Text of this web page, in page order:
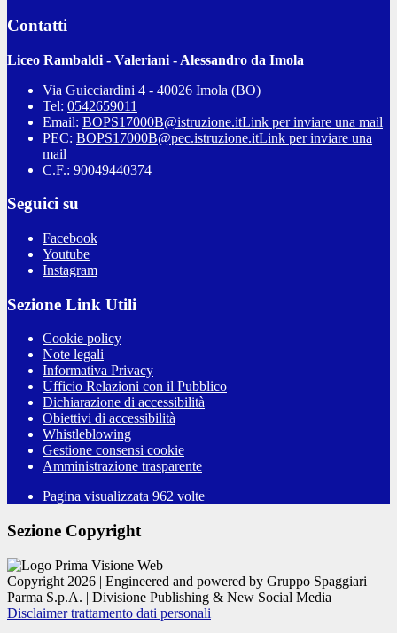
Contatti
Liceo Rambaldi - Valeriani - Alessandro da Imola
Via Guicciardini 4 - 40026 Imola (BO)
Tel: 0542659011
Email: BOPS17000B@istruzione.itLink per inviare una mail
PEC: BOPS17000B@pec.istruzione.itLink per inviare una
mail
C.F.: 90049440374
Seguici su
Facebook
Youtube
Instagram
Sezione Link Utili
Cookie policy
Note legali
Informativa Privacy
Ufficio Relazioni con il Pubblico
Dichiarazione di accessibilità
Obiettivi di accessibilità
Whistleblowing
Gestione consensi cookie
Amministrazione trasparente
Pagina visualizzata 962 volte
Sezione Copyright
Copyright 2026 | Engineered and powered by Gruppo Spaggiari
Parma S.p.A. | Divisione Publishing & New Social Media
Disclaimer trattamento dati personali